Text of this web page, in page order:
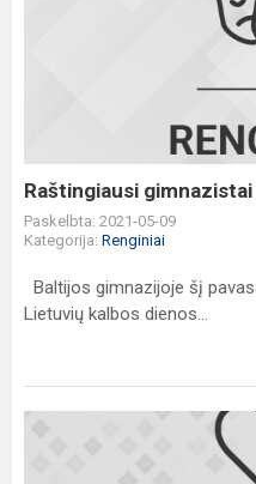
Raštingiausi gimnazistai
Paskelbta: 2021-05-09
Kategorija: Renginiai
Baltijos gimnazijoje šį
Lietuvių kalbos dienos...
Gimnazistai